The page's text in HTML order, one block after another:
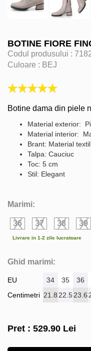
BOTINE FIORE
Codul produsului :
Culoare : BEJ
Botine dama din piele
Material exterior:
Material interior:
Brant: Material textil
Talpa: Cauciuc
Toc: 5 cm
Stil: Elegant
Marimi:
36 37 38 39
Livrare in 1-2 zile lucratoare
Ghid marimi:
EU
Centimetri
34 35 36
21.8 22.523.6
Pret : 529.90 Lei